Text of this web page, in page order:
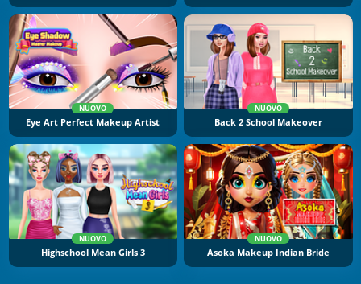
NUOVO
Eye Art Perfect Makeup Artist
NUOVO
Back 2 School Makeover
NUOVO
Highschool Mean Girls 3
NUOVO
Asoka Makeup Indian Bride